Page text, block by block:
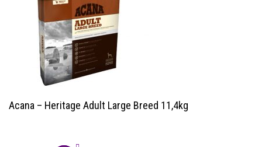
Acana – Heritage Adult Large Breed 11,4kg